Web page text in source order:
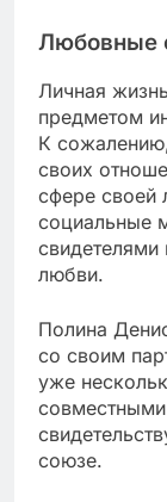
Любовные
Личная
предметом
К
своих
сфере своей
социальные
любви.
Полина
со своим
уже
союзе.